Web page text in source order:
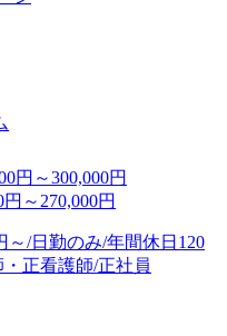
円～300,000円
～270,000円
～/日勤のみ/年間休日120
正看護師/正社員